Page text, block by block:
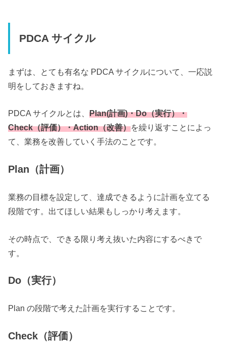
PDCA サイクル
まずは、とても有名な PDCA サイクルについて、一応説
明をしておきますね。
PDCA サイクルとは、Plan(計画)・Do（実行）・
Check（評価）・Action（改善）を繰り返すことによっ
て、業務を改善していく手法のことです。
Plan（計画）
業務の目標を設定して、達成できるように計画を立てる
段階です。出てほしい結果もしっかり考えます。
その時点で、できる限り考え抜いた内容にするべきで
す。
Do（実行）
Plan の段階で考えた計画を実行することです。
Check（評価）